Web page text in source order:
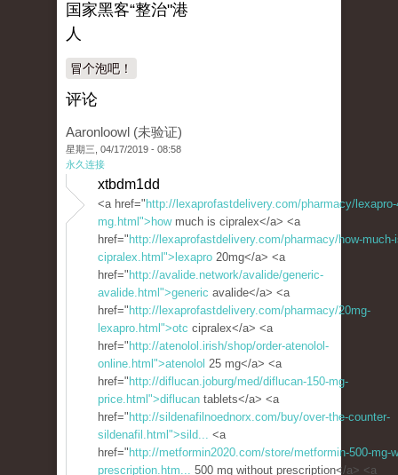
国家黑客“整治"港
人
冒个泡吧！
评论
Aaronloowl (未验证)
星期三, 04/17/2019 - 08:58
永久连接
xtbdm1dd
<a href=" http://lexaprofastdelivery.com/pharmacy/lexapro-
mg.html">howmuch is cipralex</a> <a
href=" http://lexaprofastdelivery.com/pharmacy/how-much-
cipralex.html">lexapro 20mg</a> <a
href=" http://avalide.network/avalide/generic-
avalide.html">generic avalide</a> <a
href=" http://lexaprofastdelivery.com/pharmacy/20mg-
lexapro.html">otc cipralex</a> <a
href=" http://atenolol.irish/shop/order-atenolol-
online.html">atenolol 25 mg</a> <a
href=" http://diflucan.joburg/med/diflucan-150-mg-
price.html">diflucan tablets</a> <a
href=" http://sildenafilnoednorx.com/buy/over-the-counter-
sildenafil.html">sild... <a
href=" http://metformin2020.com/store/metformin-500-mg-
prescription.htm... 500 mg without prescription</a> <a